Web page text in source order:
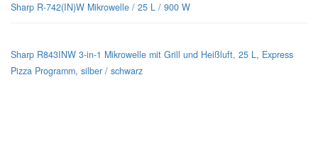
Sharp R-742(IN)W Mikrowelle / 25 L / 900 W
Sharp R843INW 3-in-1 Mikrowelle mit Grill und Heißluft, 25 L, Express
Pizza Programm, silber / schwarz